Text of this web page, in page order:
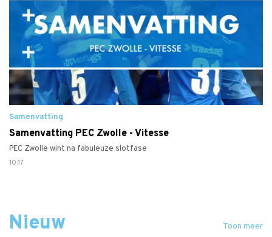
Samenvatting
Samenvatting PEC Zwolle - Vitesse
PEC Zwolle wint na fabuleuze slotfase
10:17
Nieuw Toon meer